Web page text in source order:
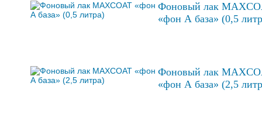
Фоновый лак
«фон А база» (0,5
Фоновый лак
«фон А база» (2,5